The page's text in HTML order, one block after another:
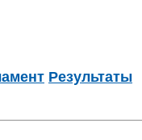
Результаты